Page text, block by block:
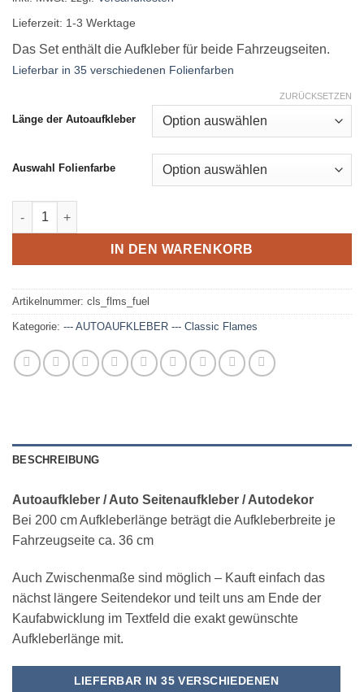
Lieferzeit: 1-3 Werktage
Das Set enthält die Aufkleber für beide Fahrzeugseiten.
Lieferbar in 35 verschiedenen Folienfarben
Länge der Autoaufkleber
Auswahl Folienfarbe
ZURÜCKSETZEN
Classic Flames Seitenaufkleber Set - Fuel Flames Menge
IN DEN WARENKORB
Artikelnummer: cls_flms_fuel
Kategorie: --- AUTOAUFKLEBER --- Classic Flames
BESCHREIBUNG
Autoaufkleber / Auto Seitenaufkleber / Autodekor
Bei 200 cm Aufkleberlänge beträgt die Aufkleberbreite je
Fahrzeugseite ca. 36 cm
Auch Zwischenmaße sind möglich – Kauft einfach das
nächst längere Seitendekor und teilt uns am Ende der
Kaufabwicklung im Textfeld die exakt gewünschte
Aufkleberlänge mit.
LIEFERBAR IN 35 VERSCHIEDENEN